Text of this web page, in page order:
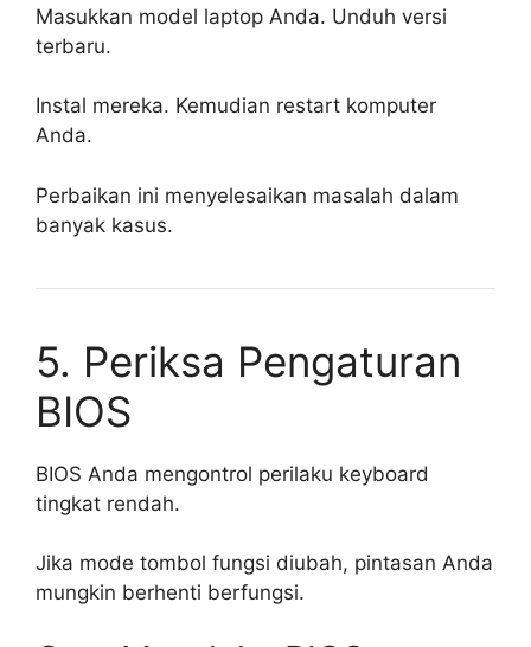
Masukkan model laptop Anda. Unduh versi
terbaru.
Instal mereka. Kemudian restart komputer
Anda.
Perbaikan ini menyelesaikan masalah dalam
banyak kasus.
5. Periksa Pengaturan
BIOS
BIOS Anda mengontrol perilaku keyboard
tingkat rendah.
Jika mode tombol fungsi diubah, pintasan Anda
mungkin berhenti berfungsi.